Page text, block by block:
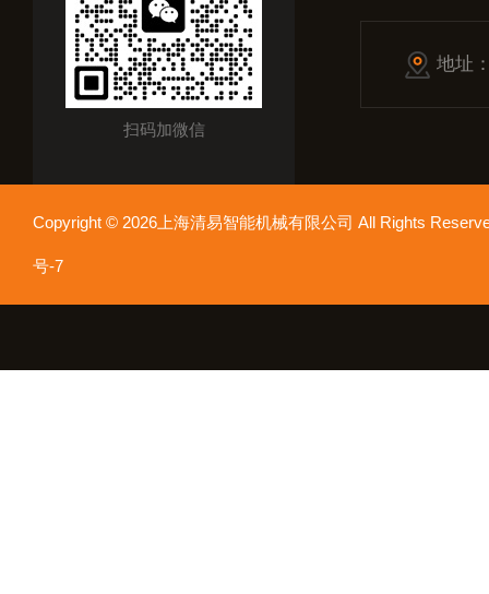
扫码加微信
地址
Copyright © 2026上海清易智能机械有限公司 All Rights
号-7